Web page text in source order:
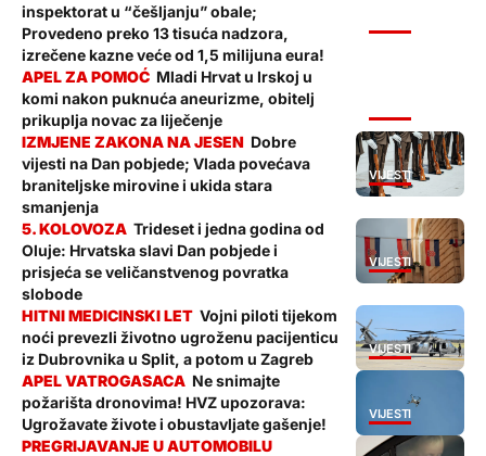
inspektorat u “češljanju” obale;
Provedeno preko 13 tisuća nadzora,
izrečene kazne veće od 1,5 milijuna eura!
Mladi Hrvat u Irskoj u
komi nakon puknuća aneurizme, obitelj
prikuplja novac za liječenje
VIJESTI
Dobre
vijesti na Dan pobjede; Vlada povećava
braniteljske mirovine i ukida stara
smanjenja
VIJESTI
Trideset i jedna godina od
Oluje: Hrvatska slavi Dan pobjede i
prisjeća se veličanstvenog povratka
slobode
VIJESTI
Vojni piloti tijekom
noći prevezli životno ugroženu pacijenticu
iz Dubrovnika u Split, a potom u Zagreb
VIJESTI
Ne snimajte
požarišta dronovima! HVZ upozorava:
Ugrožavate živote i obustavljate gašenje!